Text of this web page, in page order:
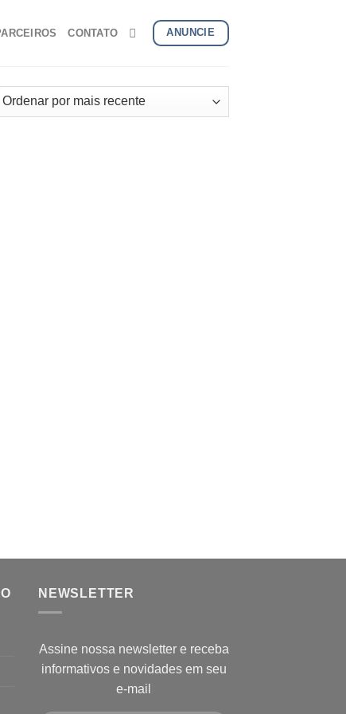
CONTATO ANUNCIE
NEWSLETTER
Assine nossa newsletter e receba
informativos e novidades em seu
e-mail